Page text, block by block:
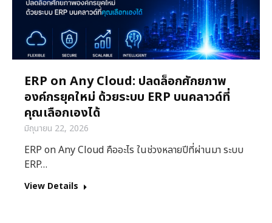
ERP on Any Cloud: ปลดล็อกศักยภาพ
องค์กรยุคใหม่ ด้วยระบบ ERP บนคลาวด์ที่
คุณเลือกเองได้
มิถุนายน 22, 2026
ERP on Any Cloud คืออะไร ในช่วงหลายปีที่ผ่านมา ระบบ
ERP…
View Details